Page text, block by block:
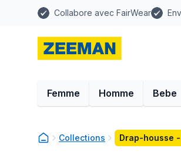
Collabore avec FairWear
Femme Homme Bebe
Collections Drap-housse